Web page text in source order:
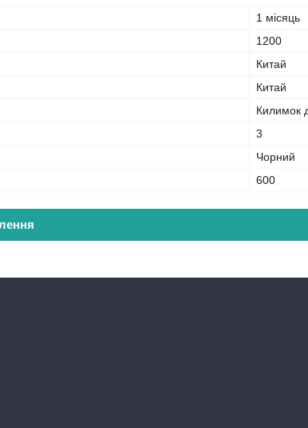
1 місяць
1200
Китай
Китай
Килимок
3
Чорний
600